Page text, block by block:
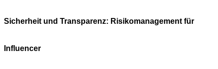
Sicherheit und Transparenz: Risikomanagement für
Influencer